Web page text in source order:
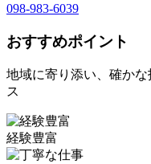
098-983-6039
おすすめポイント
地域に寄り添い、確か
ス
経験豊富